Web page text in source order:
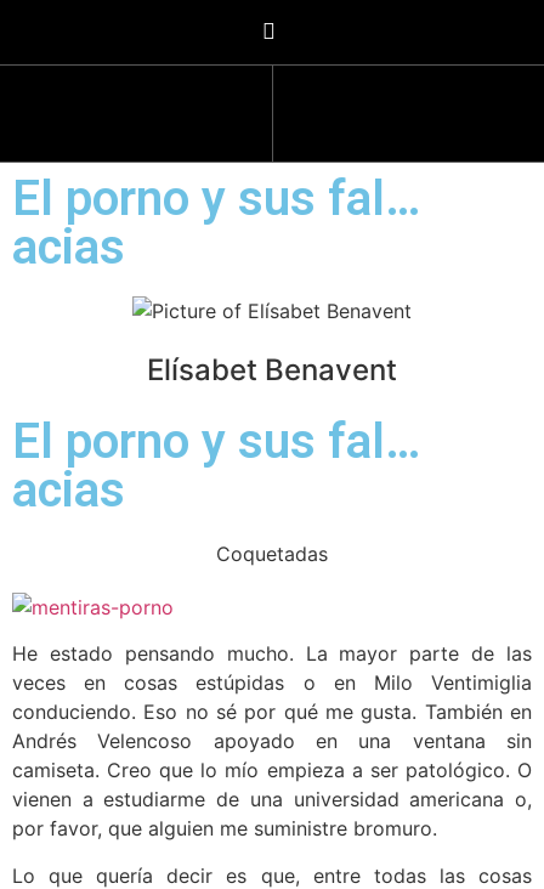
El porno y sus fal…
acias
Elísabet Benavent
El porno y sus fal…
acias
Coquetadas
He estado pensando mucho. La mayor parte de las
veces en cosas estúpidas o en Milo Ventimiglia
conduciendo. Eso no sé por qué me gusta. También en
Andrés Velencoso apoyado en una ventana sin
camiseta. Creo que lo mío empieza a ser patológico. O
vienen a estudiarme de una universidad americana o,
por favor, que alguien me suministre bromuro.
Lo que quería decir es que, entre todas las cosas